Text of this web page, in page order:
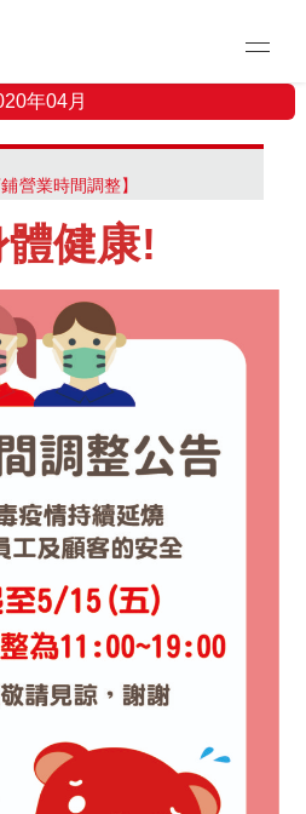
年04月
營業時間調整】
健康!